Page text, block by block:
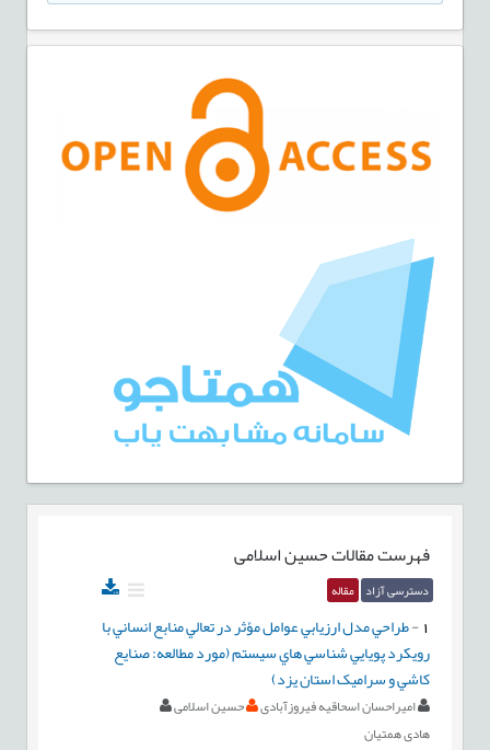
فهرست مقالاتحسین اسلامی
دسترسی آزاد مقاله
-طراحي مدل ارزيابي عوامل مؤثر در تعالي منابع انساني با
رويکرد پويايي شناسي هاي سيستم (مورد مطالعه: صنايع
کاشي و سراميک استان يزد)
امیراحسان اسحاقیه فیروزآبادی
حسین اسلامی
هادی همتیان